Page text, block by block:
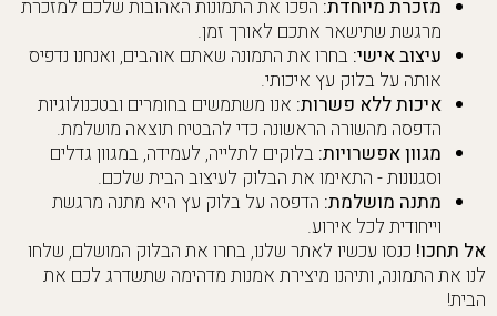
מזכרת מיוחדת: הפכו את התמונות האהובות שלכם למזכרת
מרגשת שתישאר אתכם לאורך זמן.
עיצוב אישי: בחרו את התמונה שאתם אוהבים, ואנחנו נדפיס
אותה על בלוק עץ איכותי.
איכות ללא פשרות: אנו משתמשים בחומרים ובטכנולוגיות
הדפסה מהשורה הראשונה כדי להבטיח תוצאה מושלמת.
מגוון אפשרויות: בלוקים לתלייה, לעמידה, במגוון גדלים
וסגנונות - התאימו את הבלוק לעיצוב הבית שלכם.
מתנה מושלמת: הדפסה על בלוק עץ היא מתנה מרגשת
וייחודית לכל אירוע.
אל תחכו! כנסו עכשיו לאתר שלנו, בחרו את הבלוק המושלם, שלחו
לנו את התמונה, ותיהנו מיצירת אמנות מדהימה שתשדרג לכם את
הבית!